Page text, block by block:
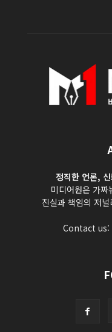
정직한 언론,
미디어원은 가짜
진실과 책임의 저
Contact us: